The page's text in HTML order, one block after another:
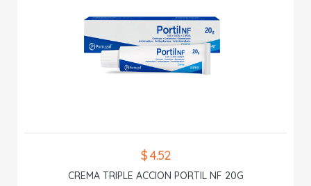
$ 4.52
CREMA TRIPLE ACCION PORTIL NF 20G